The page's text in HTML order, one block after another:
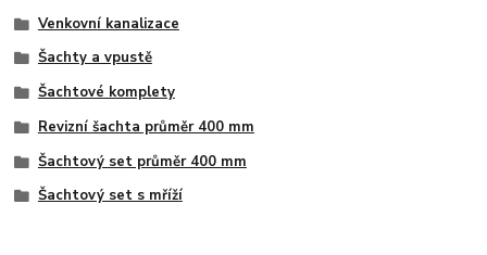
Venkovní kanalizace
Šachty a vpustě
Šachtové komplety
Revizní šachta průměr 400 mm
Šachtový set průměr 400 mm
Šachtový set s mříží